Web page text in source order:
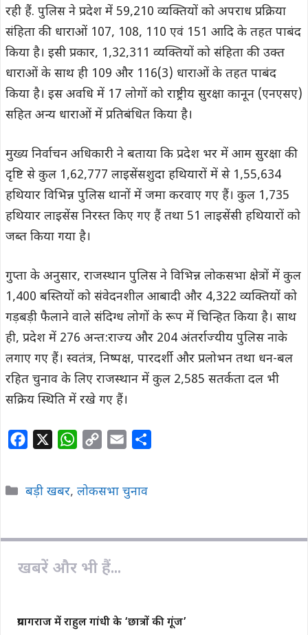
रही हैं. पुलिस ने प्रदेश में 59,210 व्यक्तियों को अपराध प्रक्रिया
संहिता की धाराओं 107, 108, 110 एवं 151 आदि के तहत पाबंद
किया है। इसी प्रकार, 1,32,311 व्यक्तियों को संहिता की उक्त
धाराओं के साथ ही 109 और 116(3) धाराओं के तहत पाबंद
किया है। इस अवधि में 17 लोगों को राष्ट्रीय सुरक्षा कानून (एनएसए)
सहित अन्य धाराओं में प्रतिबंधित किया है।
मुख्य निर्वाचन अधिकारी ने बताया कि प्रदेश भर में आम सुरक्षा की
दृष्टि से कुल 1,62,777 लाइसेंसशुदा हथियारों में से 1,55,634
हथियार विभिन्न पुलिस थानों में जमा करवाए गए हैं। कुल 1,735
हथियार लाइसेंस निरस्त किए गए हैं तथा 51 लाइसेंसी हथियारों को
जब्त किया गया है।
गुप्ता के अनुसार, राजस्थान पुलिस ने विभिन्न लोकसभा क्षेत्रों में कुल
1,400 बस्तियों को संवेदनशील आबादी और 4,322 व्यक्तियों को
गड़बड़ी फैलाने वाले संदिग्ध लोगों के रूप में चिन्हित किया है। साथ
ही, प्रदेश में 276 अन्त:राज्य और 204 अंतर्राज्यीय पुलिस नाके
लगाए गए हैं। स्वतंत्र, निष्पक्ष, पारदर्शी और प्रलोभन तथा धन-बल
रहित चुनाव के लिए राजस्थान में कुल 2,585 सतर्कता दल भी
सक्रिय स्थिति में रखे गए हैं।
e
o
k
W
t
A
y
i
k
i
Categories
बड़ी खबर, लोकसभा चुनाव
खबरें और भी हैं...
प्रयागराज में राहुल गांधी के ‘छात्रों की गूंज’